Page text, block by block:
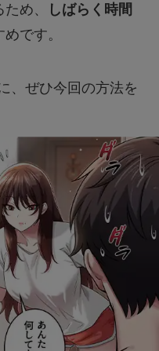
め、
しばらく時間
です。
、ぜひ今回の方法を